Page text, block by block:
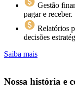
Gestão
pagar e receber.
Relatórios
decisões
Saiba mais
Nossa história e